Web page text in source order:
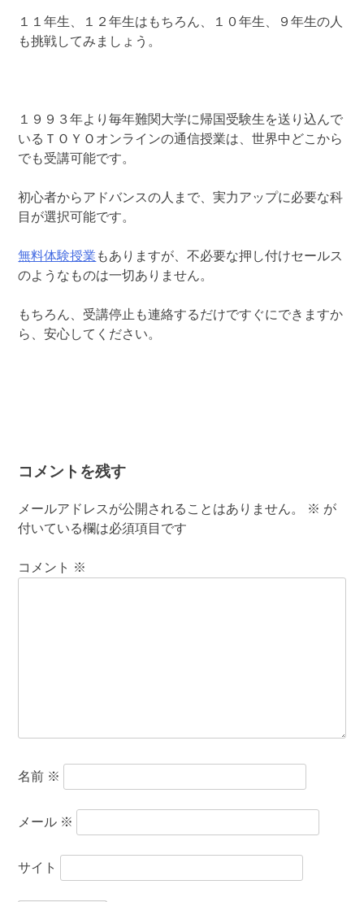
１１年生、１２年生はもちろん、１０年生、９年生の人
も挑戦してみましょう。
１９９３年より毎年難関大学に帰国受験生を送り込んで
いるＴＯＹＯオンラインの通信授業は、世界中どこから
でも受講可能です。
初心者からアドバンスの人まで、実力アップに必要な科
目が選択可能です。
無料体験授業 もありますが、不必要な押し付けセールス
のようなものは一切ありません。
もちろん、受講停止も連絡するだけですぐにできますか
ら、安心してください。
コメントを残す
メールアドレスが公開されることはありません。 ※ が
付いている欄は必須項目です
コメント ※
名前 ※
メール ※
サイト